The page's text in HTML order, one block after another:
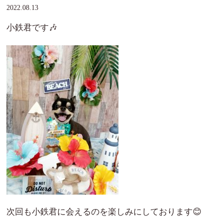
2022.08.13
小鉄君です🎶
次回も小鉄君に会えるのを楽しみにしております😊